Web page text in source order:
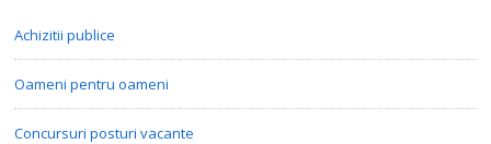
Achizitii publice
Oameni pentru oameni
Concursuri posturi vacante